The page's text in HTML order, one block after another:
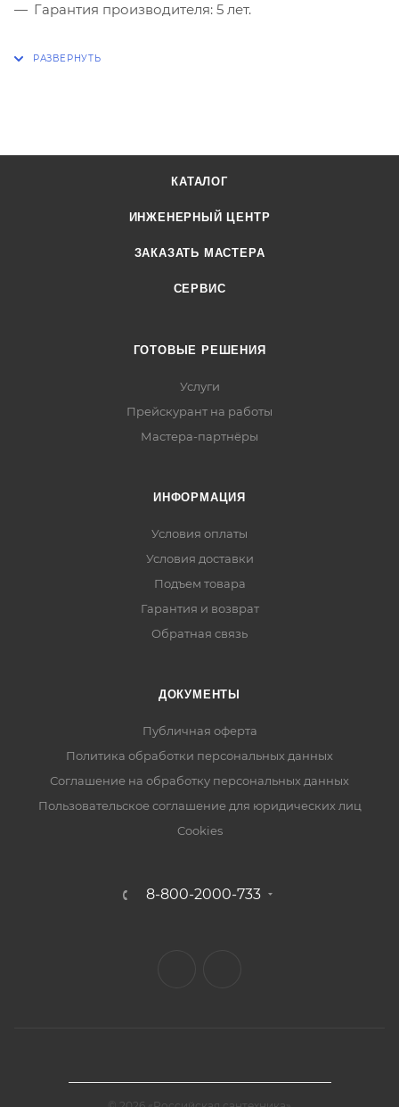
Гарантия производителя: 5 лет.
КАТАЛОГ
ИНЖЕНЕРНЫЙ ЦЕНТР
ЗАКАЗАТЬ МАСТЕРА
СЕРВИС
ГОТОВЫЕ РЕШЕНИЯ
Услуги
Прейскурант на работы
Мастера-партнёры
ИНФОРМАЦИЯ
Условия оплаты
Условия доставки
Подъем товара
Гарантия и возврат
Обратная связь
ДОКУМЕНТЫ
Публичная оферта
Политика обработки персональных данных
Соглашение на обработку персональных данных
Пользовательское соглашение для юридических лиц
Cookies
8-800-2000-733